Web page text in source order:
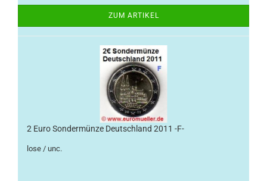
ZUM ARTIKEL
2 Euro Sondermünze Deutschland 2011 -F-
lose / unc.